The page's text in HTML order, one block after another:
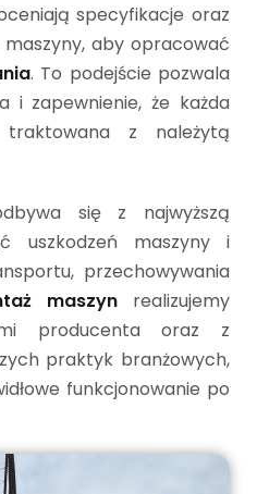
specyfikacje oraz
aby opracować
. To podejście pozwala
i zapewnienie, że każda
z należytą
się z najwyższą
uszkodzeń maszyny i
przechowywania
maszyn realizujemy
producenta oraz z
praktyk branżowych,
funkcjonowanie po